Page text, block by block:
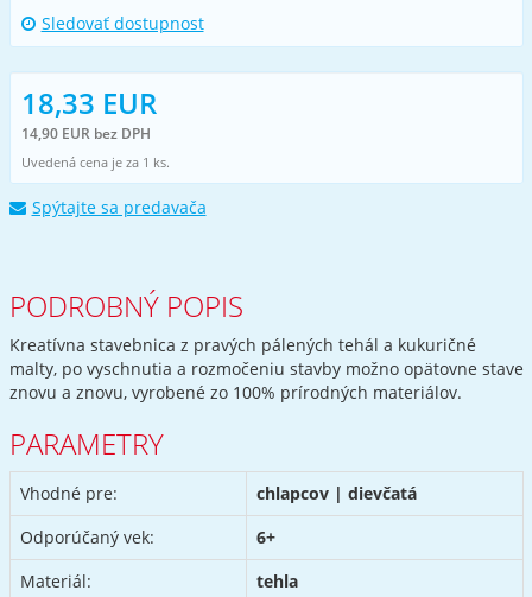
Sledovať dostupnost
18,33 EUR
14,90 EUR bez DPH
Uvedená cena je za 1 ks.
Spýtajte sa predavača
PODROBNÝ POPIS
Kreatívna stavebnica z pravých pálených tehál a kukuričné
malty, po vyschnutia a rozmočeniu stavby možno opätovne stave
znovu a znovu, vyrobené zo 100% prírodných materiálov.
PARAMETRY
Vhodné pre:
chlapcov | dievčatá
Odporúčaný vek:
6+
Materiál:
tehla